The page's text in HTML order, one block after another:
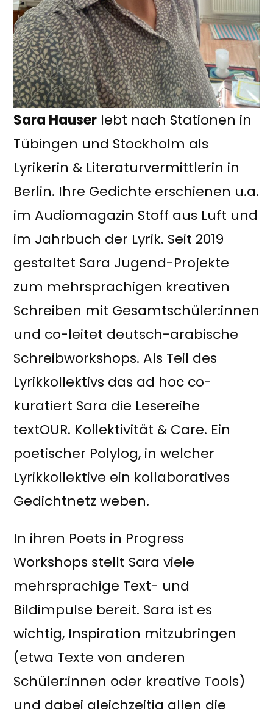
Sara Hauser lebt nach Stationen in
Tübingen und Stockholm als
Lyrikerin & Literaturvermittlerin in
Berlin. Ihre Gedichte erschienen u.a.
im Audiomagazin Stoff aus Luft und
im Jahrbuch der Lyrik. Seit 2019
gestaltet Sara Jugend-Projekte
zum mehrsprachigen kreativen
Schreiben mit Gesamtschüler:innen
und co-leitet deutsch-arabische
Schreibworkshops. Als Teil des
Lyrikkollektivs das ad hoc co-
kuratiert Sara die Lesereihe
textOUR. Kollektivität & Care. Ein
poetischer Polylog, in welcher
Lyrikkollektive ein kollaboratives
Gedichtnetz weben.
In ihren Poets in Progress
Workshops stellt Sara viele
mehrsprachige Text- und
Bildimpulse bereit. Sara ist es
wichtig, Inspiration mitzubringen
(etwa Texte von anderen
Schüler:innen oder kreative Tools)
und dabei gleichzeitig allen die